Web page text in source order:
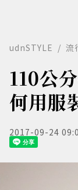
udnSTYLE 流
110公
何用服
2017-09-24